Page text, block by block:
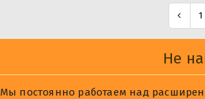
1
Не
Мы постоянно работаем над